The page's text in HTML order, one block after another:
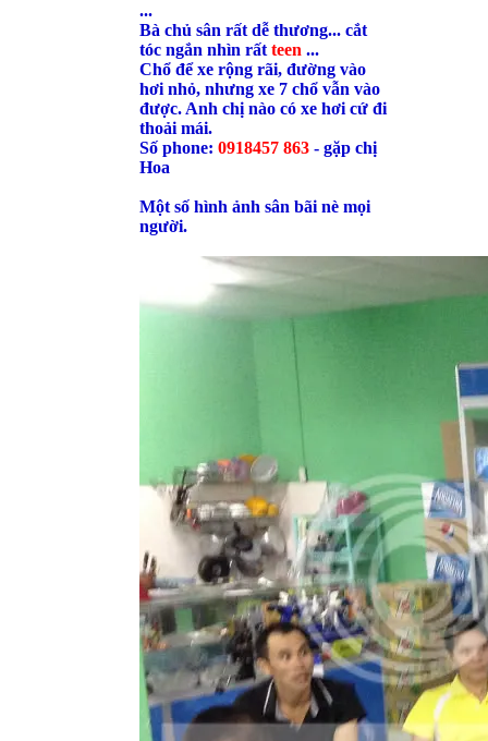
...
Bà chủ sân rất dễ thương... cắt
tóc ngắn nhìn rất teen ...
Chổ để xe rộng rãi, đường vào
hơi nhỏ, nhưng xe 7 chổ vẫn vào
được. Anh chị nào có xe hơi cứ đi
thoải mái.
Số phone: 0918457 863 - gặp chị
Hoa
Một số hình ảnh sân bãi nè mọi
người.